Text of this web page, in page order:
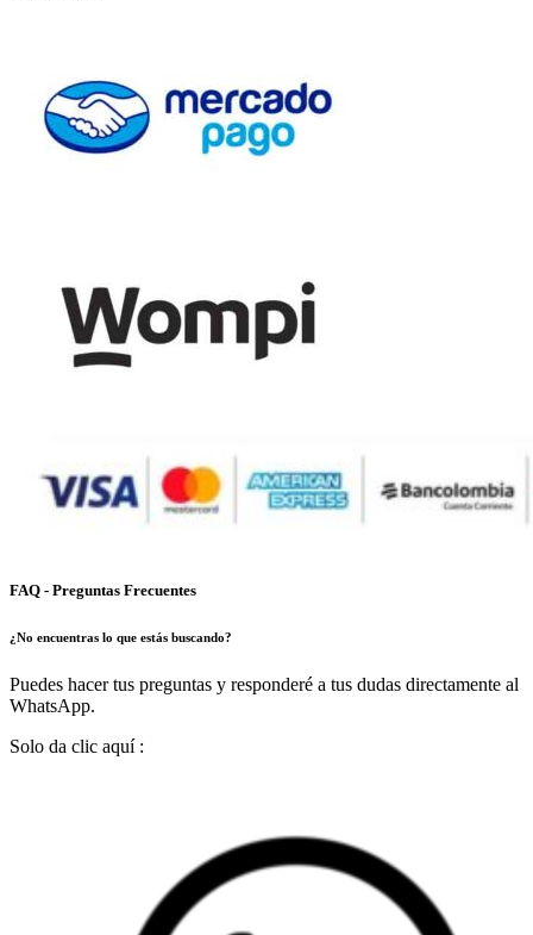
FAQ - Preguntas Frecuentes
¿No encuentras lo que estás buscando?
Puedes hacer tus preguntas y responderé a tus dudas directamente al
WhatsApp.
Solo da clic aquí :